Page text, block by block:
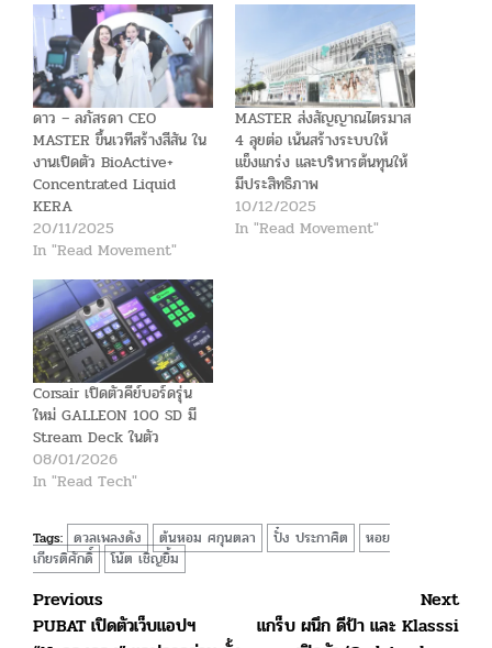
ดาว – ลภัสรดา CEO
MASTER ขึ้นเวทีสร้างสีสัน ใน
งานเปิดตัว BioActive+
Concentrated Liquid
KERA
20/11/2025
In "Read Movement"
MASTER ส่งสัญญาณไตรมาส
4 ลุยต่อ เน้นสร้างระบบให้
แข็งแกร่ง และบริหารต้นทุนให้
มีประสิทธิภาพ
10/12/2025
In "Read Movement"
Corsair เปิดตัวคีย์บอร์ดรุ่น
ใหม่ GALLEON 100 SD มี
Stream Deck ในตัว
08/01/2026
In "Read Tech"
Tags: ดวลเพลงดัง ต้นหอม ศกุนตลา ปั๋ง ประกาศิต
หอย
เกียรติศักดิ์
โน้ต เชิญยิ้ม
Post
Previous
PUBAT เปิดตัวเว็บแอปฯ
Next
แกร็บ ผนึก ดีป้า และ Klasssi